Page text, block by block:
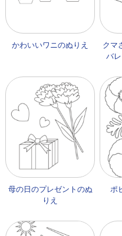
かわいいワニのぬりえ
クマ
バ
母の日のプレゼントのぬ
りえ
ポ